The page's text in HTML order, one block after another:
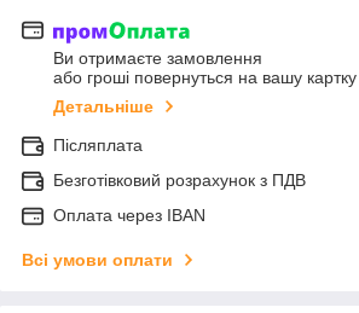
Ви отримаєте замовлення
або гроші повернуться на вашу картку
Детальніше
Післяплата
Безготівковий розрахунок з ПДВ
Оплата через IBAN
Всі умови оплати